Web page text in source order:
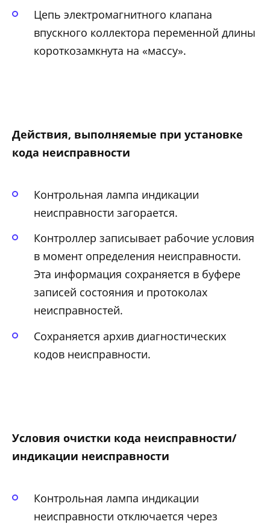
Цепь электромагнитного клапана
впускного коллектора переменной длины
короткозамкнута на «массу».
Действия, выполняемые при установке
кода неисправности
Контрольная лампа индикации
неисправности загорается.
Контроллер записывает рабочие условия
в момент определения неисправности.
Эта информация сохраняется в буфере
записей состояния и протоколах
неисправностей.
Сохраняется архив диагностических
кодов неисправности.
Условия очистки кода неисправности/
индикации неисправности
Контрольная лампа индикации
неисправности отключается через